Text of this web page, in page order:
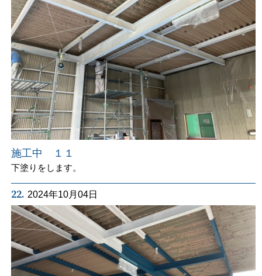
施工中 １１
下塗りをします。
22. 2024年10月04日